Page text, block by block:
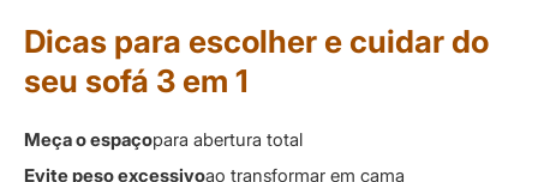
Dicas para escolher e cuidar do
seu sofá 3 em 1
Meça o espaçopara abertura total
Evite peso excessivoao transformar em cama